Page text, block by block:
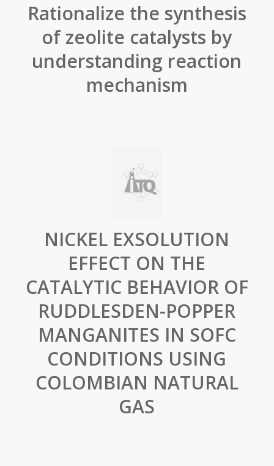
Rationalize the synthesis
of zeolite catalysts by
understanding reaction
mechanism
NICKEL EXSOLUTION
EFFECT ON THE
CATALYTIC BEHAVIOR OF
RUDDLESDEN-POPPER
MANGANITES IN SOFC
CONDITIONS USING
COLOMBIAN NATURAL
GAS